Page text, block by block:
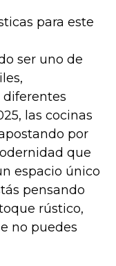
ser uno de
las cocinas
por
que
espacio único
pensando
rústico,
no puedes